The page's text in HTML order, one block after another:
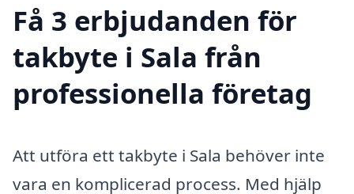
Få 3 erbjudanden för
takbyte i Sala från
professionella företag
Att utföra ett takbyte i Sala behöver inte
vara en komplicerad process. Med hjälp